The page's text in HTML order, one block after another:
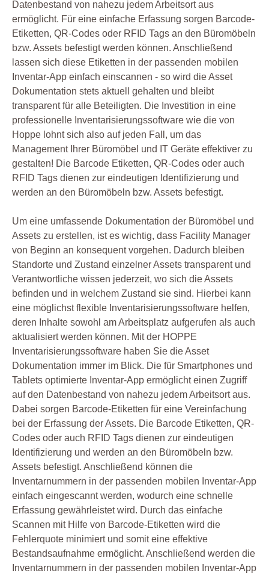
Datenbestand von nahezu jedem Arbeitsort aus
ermöglicht. Für eine einfache Erfassung sorgen Barcode-
Etiketten, QR-Codes oder RFID Tags an den Büromöbeln
bzw. Assets befestigt werden können. Anschließend
lassen sich diese Etiketten in der passenden mobilen
Inventar-App einfach einscannen - so wird die Asset
Dokumentation stets aktuell gehalten und bleibt
transparent für alle Beteiligten. Die Investition in eine
professionelle Inventarisierungssoftware wie die von
Hoppe lohnt sich also auf jeden Fall, um das
Management Ihrer Büromöbel und IT Geräte effektiver zu
gestalten! Die Barcode Etiketten, QR-Codes oder auch
RFID Tags dienen zur eindeutigen Identifizierung und
werden an den Büromöbeln bzw. Assets befestigt.
Um eine umfassende Dokumentation der Büromöbel und
Assets zu erstellen, ist es wichtig, dass Facility Manager
von Beginn an konsequent vorgehen. Dadurch bleiben
Standorte und Zustand einzelner Assets transparent und
Verantwortliche wissen jederzeit, wo sich die Assets
befinden und in welchem Zustand sie sind. Hierbei kann
eine möglichst flexible Inventarisierungssoftware helfen,
deren Inhalte sowohl am Arbeitsplatz aufgerufen als auch
aktualisiert werden können. Mit der HOPPE
Inventarisierungssoftware haben Sie die Asset
Dokumentation immer im Blick. Die für Smartphones und
Tablets optimierte Inventar-App ermöglicht einen Zugriff
auf den Datenbestand von nahezu jedem Arbeitsort aus.
Dabei sorgen Barcode-Etiketten für eine Vereinfachung
bei der Erfassung der Assets. Die Barcode Etiketten, QR-
Codes oder auch RFID Tags dienen zur eindeutigen
Identifizierung und werden an den Büromöbeln bzw.
Assets befestigt. Anschließend können die
Inventarnummern in der passenden mobilen Inventar-App
einfach eingescannt werden, wodurch eine schnelle
Erfassung gewährleistet wird. Durch das einfache
Scannen mit Hilfe von Barcode-Etiketten wird die
Fehlerquote minimiert und somit eine effektive
Bestandsaufnahme ermöglicht. Anschließend werden die
Inventarnummern in der passenden mobilen Inventar-App